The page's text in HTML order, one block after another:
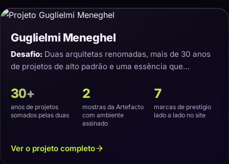
Guglielmi Meneghel
Desafio: Duas arquitetas renomadas, mais de 30 anos
de projetos de alto padrão e uma essência que
30+
anos de projetos
somados pelas duas
2
mostras da Artefacto
com ambiente
assinado
7
marcas de prestígio
lado a lado no site
Ver o projeto completo